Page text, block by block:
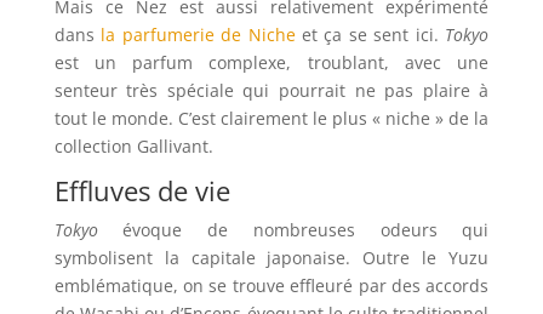
Mais ce Nez est aussi relativement expérimenté
dans la parfumerie de Nicheet ça se sent ici. Tokyo
est un parfum complexe, troublant, avec une
senteur très spéciale qui pourrait ne pas plaire à
tout le monde. C’est clairement le plus « niche » de la
collection Gallivant.
Effluves de vie
Tokyoévoque de nombreuses odeurs qui
symbolisent la capitale japonaise. Outre le Yuzu
emblématique, on se trouve effleuré par des accords